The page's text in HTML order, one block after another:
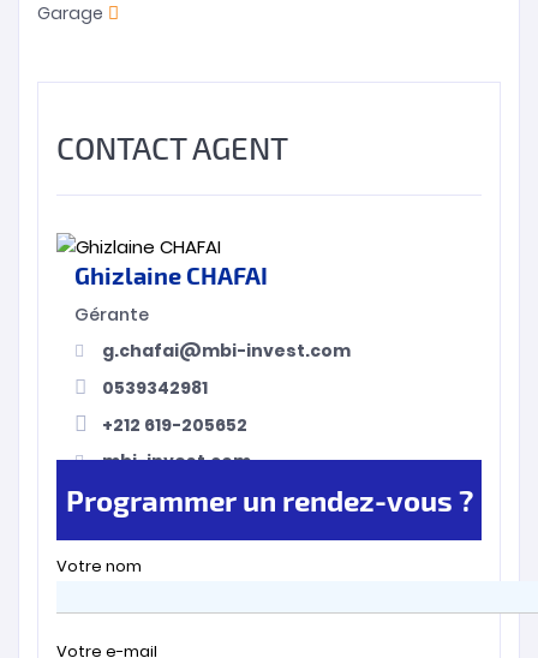
Garage
CONTACT AGENT
Ghizlaine CHAFAI
Gérante
g.chafai@mbi-invest.com
0539342981
+212 619-205652
mbi-invest.com
Programmer un rendez-vous ?
Votre nom
Votre e-mail